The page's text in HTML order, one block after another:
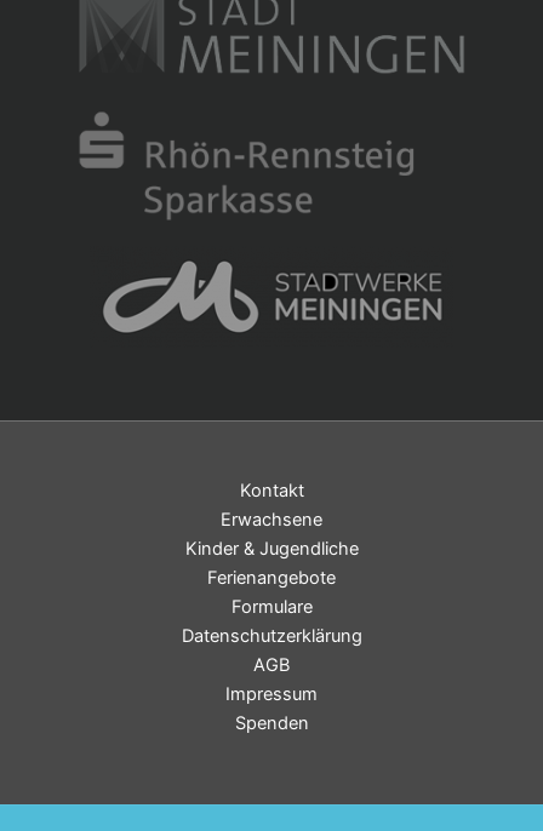
Kontakt
Erwachsene
Kinder & Jugendliche
Ferienangebote
Formulare
Datenschutzerklärung
AGB
Impressum
Spenden